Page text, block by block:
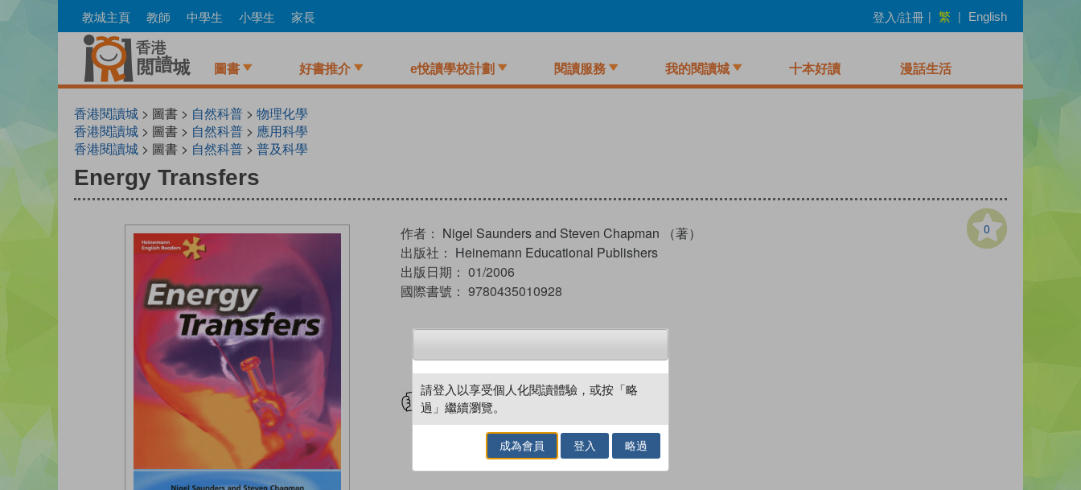
to
教城主頁 教師 中學生 小學生 家長 登入/註冊 | 繁 | English
圖書 好書推介 e悅讀學校計劃 閱讀服務 我的閱讀城 十本好讀 漫話生活
香港閱讀城 > 圖書 > 自然科普 > 物理化學
香港閱讀城 > 圖書 > 自然科普 > 應用科學
香港閱讀城 > 圖書 > 自然科普 > 普及科學
Energy Transfers
0
作者： Nigel Saunders and Steven Chapman （著）
出版社： Heinemann Educational Publishers
出版日期： 01/2006
國際書號： 9780435010928
試閲 加入閱讀紀錄
請登入以享受個人化閱讀體驗，或按「略
過」繼續瀏覽。
成為會員 登入 略過